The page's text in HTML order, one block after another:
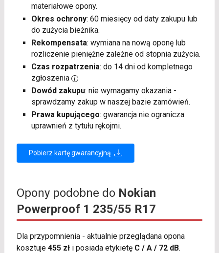
materiałowe opony.
Okres ochrony: 60 miesięcy od daty zakupu lub
do zużycia bieżnika.
Rekompensata: wymiana na nową oponę lub
rozliczenie pieniężne zależne od stopnia zużycia.
Czas rozpatrzenia: do 14 dni od kompletnego
zgłoszenia
Dowód zakupu: nie wymagamy okazania -
sprawdzamy zakup w naszej bazie zamówień.
Prawa kupującego: gwarancja nie ogranicza
uprawnień z tytułu rękojmi.
Pobierz kartę gwarancyjną
Opony podobne do Nokian
Powerproof 1 235/55 R17
Dla przypomnienia - aktualnie przeglądana opona
kosztuje 455 złi posiada etykietę C / A / 72 dB.